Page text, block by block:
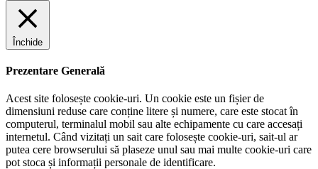
Închide
Prezentare Generală
Acest site folosește cookie-uri. Un cookie este un fișier de
dimensiuni reduse care conține litere și numere, care este stocat în
computerul, terminalul mobil sau alte echipamente cu care accesați
internetul. Când vizitați un sait care folosește cookie-uri, sait-ul ar
putea cere browserului să plaseze unul sau mai multe cookie-uri care
pot stoca și informații personale de identificare.